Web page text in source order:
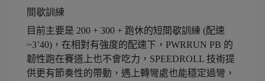
間歇訓練
目前主要是 200 + 300 + 跑休的短間歇訓練 (配速
~3’40)，在相對有強度的配速下，PWRRUN PB 的
韌性跑在賽道上也不會吃力，SPEEDROLL 技術提
供更有節奏性的帶動，遇上轉彎處也能穩定過彎，